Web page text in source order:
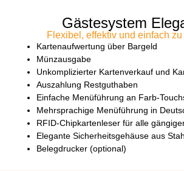
Gästesystem
Flexibel, effektiv und einfach
Kartenaufwertung über Bargeld
Münzausgabe
Unkomplizierter Kartenverkauf und
Auszahlung Restguthaben
Einfache Menüführung an Farb-
Mehrsprachige Menüführung in
RFID-Chipkartenleser für alle
Elegante Sicherheitsgehäuse aus
Belegdrucker (optional)